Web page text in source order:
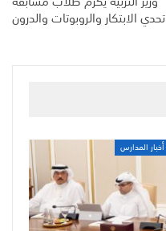
تحدي الابتكار والروبوتات والدرون
أخبار المدارس